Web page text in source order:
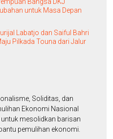
Bangsa DKJ
untuk Masa Depan
Labatjo dan Saiful Bahri
Pilkada Touna dari Jalur
Soliditas, dan
Ekonomi Nasional
mesolidkan barisan
pemulihan ekonomi.